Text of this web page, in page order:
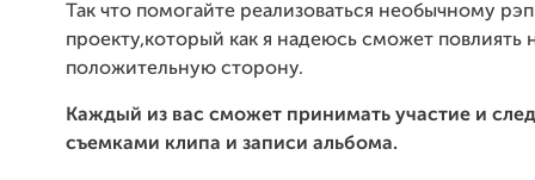
Так что помогайте реализоваться необычному рэп
проекту,который как я надеюсь сможет повлиять
положительную сторону.
Каждый из вас сможет принимать участие и
съемками клипа и записи альбома.